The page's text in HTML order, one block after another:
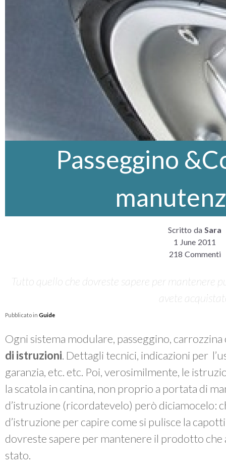
Passeggino
Scritto da Sara
1 June 2011
218 Commenti
Tutto quello che dovreste sapere per mantenere
avete
Pubblicato in Guide
Ogni sistema modulare, passeggino,
di istruzioni. Dettagli tecnici, indicazioni per
garanzia, etc. etc. Poi, verosimilmente, le
la scatola in cantina, non proprio a portata di
d’istruzione (ricordatevelo) però diciamocelo:
d’istruzione per capire come si pulisce la
dovreste sapere per mantenere il prodotto
stato.